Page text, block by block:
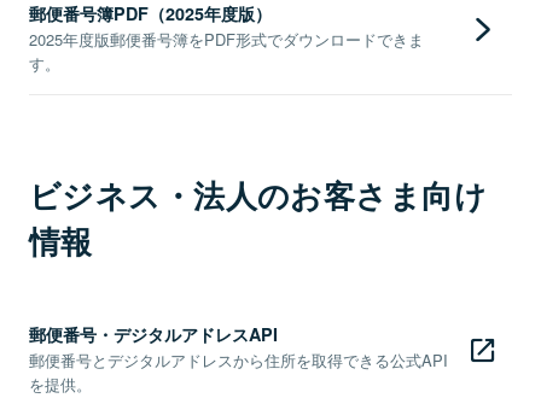
郵便番号簿PDF（2025年度版）
2025年度版郵便番号簿をPDF形式でダウンロードできま
す。
ビジネス・法人のお客さま向け
情報
郵便番号・デジタルアドレスAPI
郵便番号とデジタルアドレスから住所を取得できる公式API
を提供。